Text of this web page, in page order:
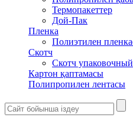
Термопакеттер
Дой-Пак
Пленка
Полиэтилен
Скотч
Скотч упаковочный
Картон қаптамасы
Полипропилен лентасы